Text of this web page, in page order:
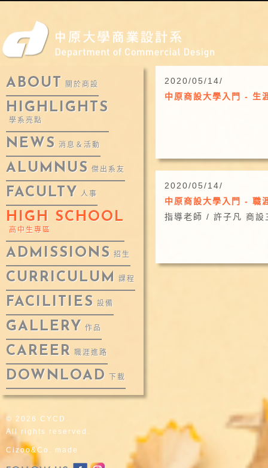
ABOUT 關於商設
HIGHLIGHTS
學系亮點
NEWS 消息＆活動
ALUMNUS 傑出系友
FACULTY 人事
HIGH SCHOOL
高中生專區
ADMISSIONS 招生
CURRICULUM 課程
FACILITIES 設備
GALLERY 作品
CAREER 職涯進路
DOWNLOAD 下載
2020/05/14/
中原商設大學入門 - 生
2020/05/14/
中原商設大學入門 - 職
指導老師 / 許子凡 商設
© 2026 CYCD.
All rights reserved.
Cizoo&Co. made